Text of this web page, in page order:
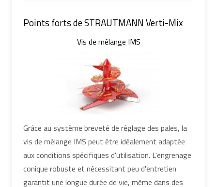
Points forts de STRAUTMANN Verti-Mix
Vis de mélange IMS
Grâce au système breveté de réglage des pales, la
vis de mélange IMS peut être idéalement adaptée
aux conditions spécifiques d'utilisation. L'engrenage
conique robuste et nécessitant peu d'entretien
garantit une longue durée de vie, même dans des